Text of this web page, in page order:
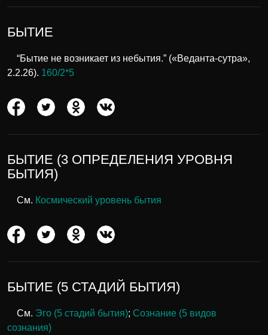
БЫТИЕ
“Бытие не возникает из небытия.” («Веданта-сутра»,
2.2.26). 160/2*5
БЫТИЕ (3 ОПРЕДЕЛЕНИЯ УРОВНЯ
БЫТИЯ)
См. Космический уровень бытия
БЫТИЕ (5 СТАДИЙ БЫТИЯ)
См. Эго (5 стадий бытия); Сознание (5 видов
сознания)